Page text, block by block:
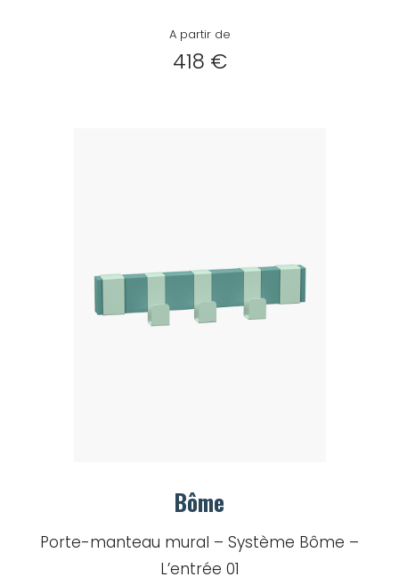
A partir de
418 €
Bôme
Porte-manteau mural – Système Bôme –
L’entrée 01